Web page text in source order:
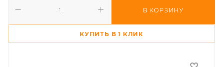
В КОРЗИНУ
КУПИТЬ В 1 КЛИК